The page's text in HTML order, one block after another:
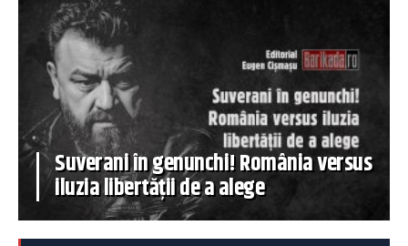
Suverani în genunchi! România versus
iluzia libertății de a alege